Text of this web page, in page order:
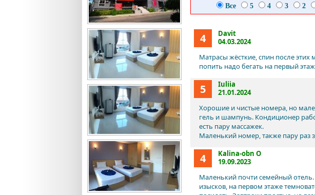
Все 5 4 3 2
4
Davit
04.03.2024
Матрасы жёсткие, спин после этих
попить надо бегать на первый
5
Iuliia
21.01.2024
Хорошие и чистые номера, но
гель и шампунь. Кондиционер
есть пару массажек.
Маленький номер, также пару раз
4
Kalina-obn O
19.09.2023
Маленький почти семейный
изысков, на первом этаже